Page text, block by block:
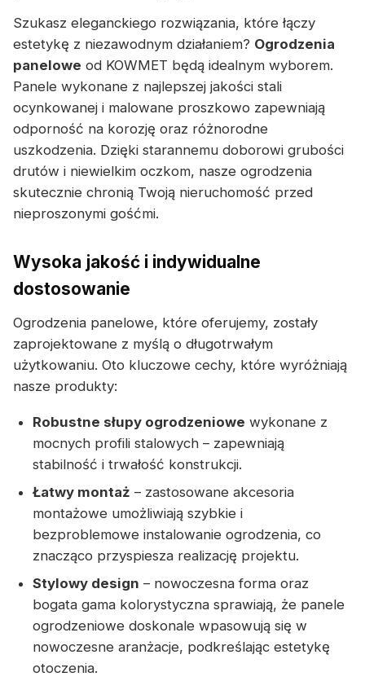
Szukasz eleganckiego rozwiązania, które łączy
estetykę z niezawodnym działaniem? Ogrodzenia
panelowe od KOWMET będą idealnym wyborem.
Panele wykonane z najlepszej jakości stali
ocynkowanej i malowane proszkowo zapewniają
odporność na korozję oraz różnorodne
uszkodzenia. Dzięki starannemu doborowi grubości
drutów i niewielkim oczkom, nasze ogrodzenia
skutecznie chronią Twoją nieruchomość przed
nieproszonymi gośćmi.
Wysoka jakość i indywidualne
dostosowanie
Ogrodzenia panelowe, które oferujemy, zostały
zaprojektowane z myślą o długotrwałym
użytkowaniu. Oto kluczowe cechy, które wyróżniają
nasze produkty:
Robustne słupy ogrodzeniowe wykonane z
mocnych profili stalowych – zapewniają
stabilność i trwałość konstrukcji.
Łatwy montaż – zastosowane akcesoria
montażowe umożliwiają szybkie i
bezproblemowe instalowanie ogrodzenia, co
znacząco przyspiesza realizację projektu.
Stylowy design – nowoczesna forma oraz
bogata gama kolorystyczna sprawiają, że panele
ogrodzeniowe doskonale wpasowują się w
nowoczesne aranżacje, podkreślając estetykę
otoczenia.